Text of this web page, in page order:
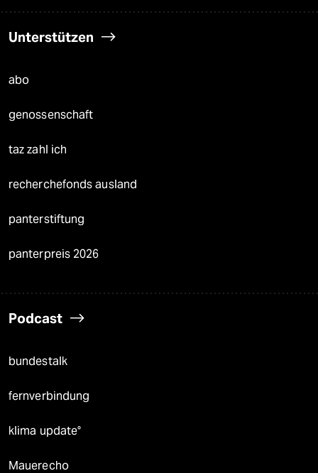
Unterstützen
abo
genossenschaft
taz zahl ich
recherchefonds ausland
panterstiftung
panterpreis 2026
Podcast
bundestalk
fernverbindung
klima update°
Mauerecho